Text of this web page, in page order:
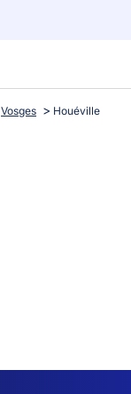
Vosges Houéville